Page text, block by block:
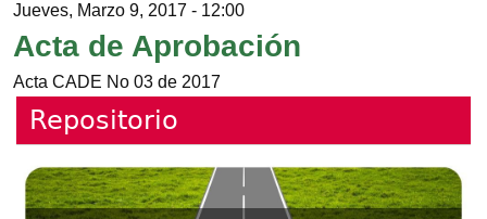
Jueves, Marzo 9, 2017 - 12:00
Acta de Aprobación
Acta CADE No 03 de 2017
Repositorio